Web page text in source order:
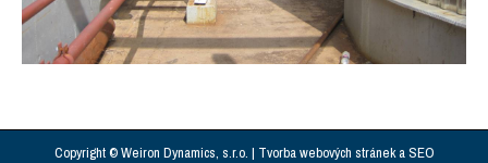
Copyright © Weiron Dynamics, s.r.o. | Tvorba webových stránekaSEO